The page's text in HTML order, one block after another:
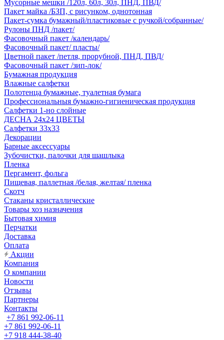
Мусорные мешки /120л, 60л, 30л, ПНД, ПВД/
Пакет майка /БЗП, с рисунком, однотонная
Пакет-сумка бумажный/пластиковые с ручкой/собранные/
Рулоны ПНД /пакет/
Фасовочный пакет /календарь/
Фасовочный пакет/ пласты/
Цветной пакет /петля, прорубной, ПНД, ПВД/
Фасовочный пакет /зип-лок/
Бумажная продукция
Влажные салфетки
Полотенца бумажные, туалетная бумага
Профессиональныя бумажно-гигиеническая продукция
Салфетки 1-но слойные
ДЕСНА 24х24 ЦВЕТЫ
Салфетки 33х33
Декорации
Барные аксессуары
Зубочистки, палочки для шашлыка
Пленка
Пергамент, фольга
Пищевая, паллетная /белая, желтая/ пленка
Скотч
Стаканы кристаллические
Товары хоз назначения
Бытовая химия
Перчатки
Доставка
Оплата
Акции
Компания
О компании
Новости
Отзывы
Партнеры
Контакты
+7 861 992-06-11
+7 861 992-06-11
+7 918 444-38-40